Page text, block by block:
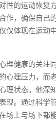
性的运动恢复
作，确保自己
仅体现在运动
理健康的关注
心理压力，而
理状态。他深
现。通过科学
场上与场下都